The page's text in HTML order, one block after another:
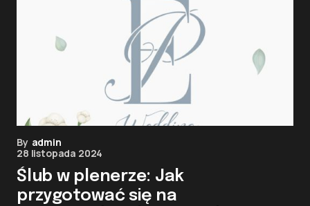
By admin
28 listopada 2024
Ślub w plenerze: Jak
przygotować się na